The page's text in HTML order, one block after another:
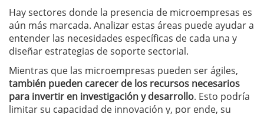
Hay sectores donde la presencia de microempresas es
aún más marcada. Analizar estas áreas puede ayudar a
entender las necesidades específicas de cada una y
diseñar estrategias de soporte sectorial.
Mientras que las microempresas pueden ser ágiles,
también pueden carecer de los recursos necesarios
para invertir en investigación y desarrollo. Esto podría
limitar su capacidad de innovación y, por ende, su